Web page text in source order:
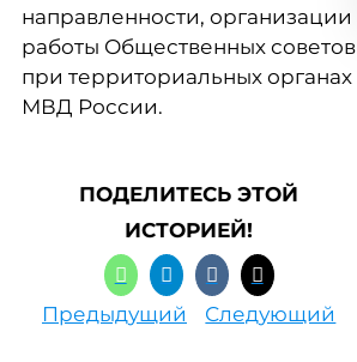
направленности, организации
работы Общественных советов
при территориальных органах
МВД России.
ПОДЕЛИТЕСЬ ЭТОЙ
ИСТОРИЕЙ!
Предыдущий Следующий